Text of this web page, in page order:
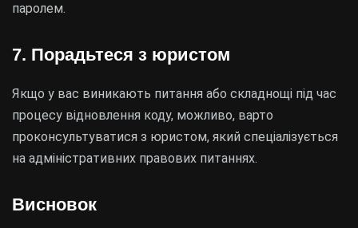
паролем.
7. Порадьтеся з юристом
Якщо у вас виникають питання або складнощі під час
процесу відновлення коду, можливо, варто
проконсультуватися з юристом, який спеціалізується
на адміністративних правових питаннях.
Висновок